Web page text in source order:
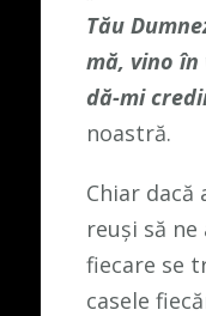
Tău
mă, vino
dă-mi
noastră.
Chiar
reuși să
fiecare se
casele